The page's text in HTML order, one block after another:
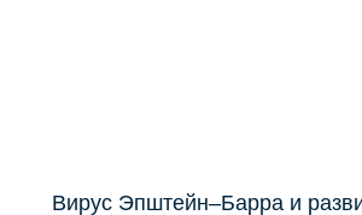
Вирус Эпштейн–Барра и